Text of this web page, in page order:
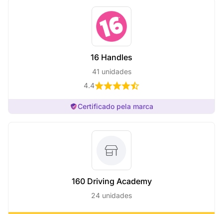
16 Handles
41 unidades
4.4
Certificado pela marca
160 Driving Academy
24 unidades